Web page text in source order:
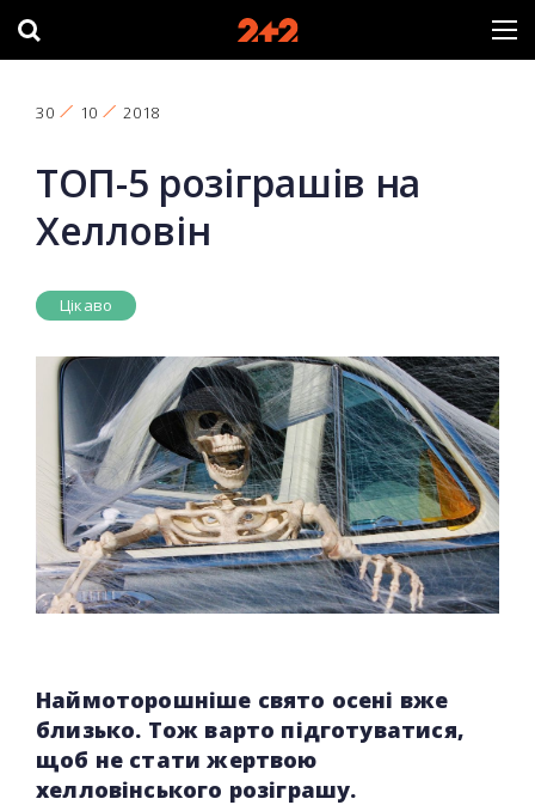
30 10 2018
ТОП-5 розіграшів на
Хелловін
Цікаво
Наймоторошніше свято осені вже
близько. Тож варто підготуватися,
щоб не стати жертвою
хелловінського розіграшу.